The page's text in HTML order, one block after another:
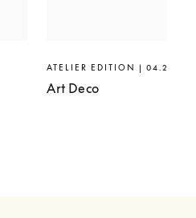
ATELIER EDITION | 04.2025
Art Deco